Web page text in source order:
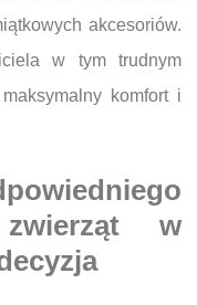
akcesoriów.
w tym trudnym
komfort i
w